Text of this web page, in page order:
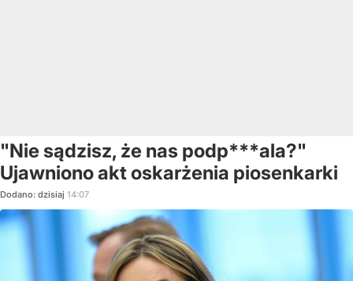
"Nie sądzisz, że nas podp***ala?"
Ujawniono akt oskarżenia piosenkarki
Dodano: dzisiaj 14:07